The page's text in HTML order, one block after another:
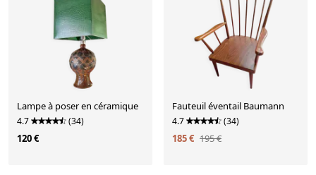
Lampe à poser en céramique
4.7 (34)
120 €
Fauteuil éventail Baumann
4.7 (34)
185 € 195 €